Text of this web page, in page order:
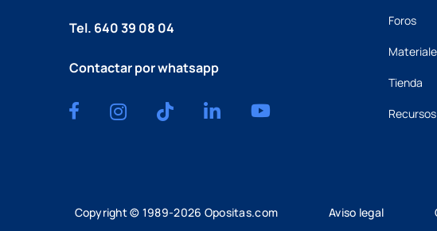
Tel. 640 39 08 04
Contactar por whatsapp
Foros
Tienda
Copyright © 1989-2026 Opositas.com Aviso legal